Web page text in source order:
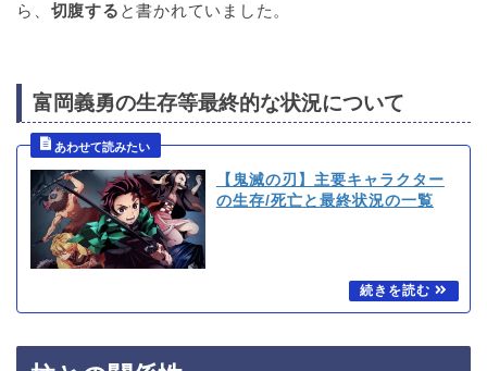
ら、 切腹する と書かれていました。
富岡義勇の生存等最終的な状況について
【鬼滅の刃】主要キャラクター
の生存/死亡と最終状況の一覧